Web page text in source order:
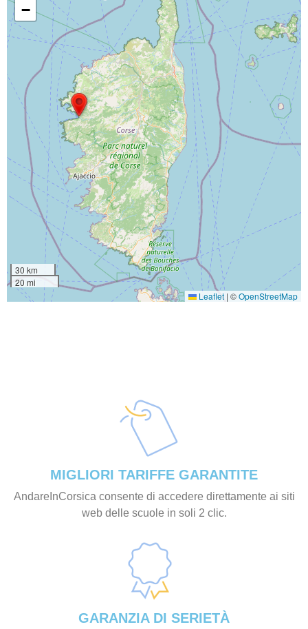
−
30 km
20 mi
Leaflet | ©OpenStreetMap
MIGLIORI TARIFFE GARANTITE
AndareInCorsica consente di accedere direttamente ai siti
web delle scuole in soli 2 clic.
GARANZIA DI SERIETÀ